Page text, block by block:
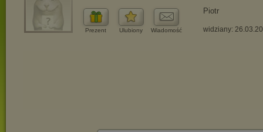
Prezent Ulubiony Wiadomość
Piotr
widziany: